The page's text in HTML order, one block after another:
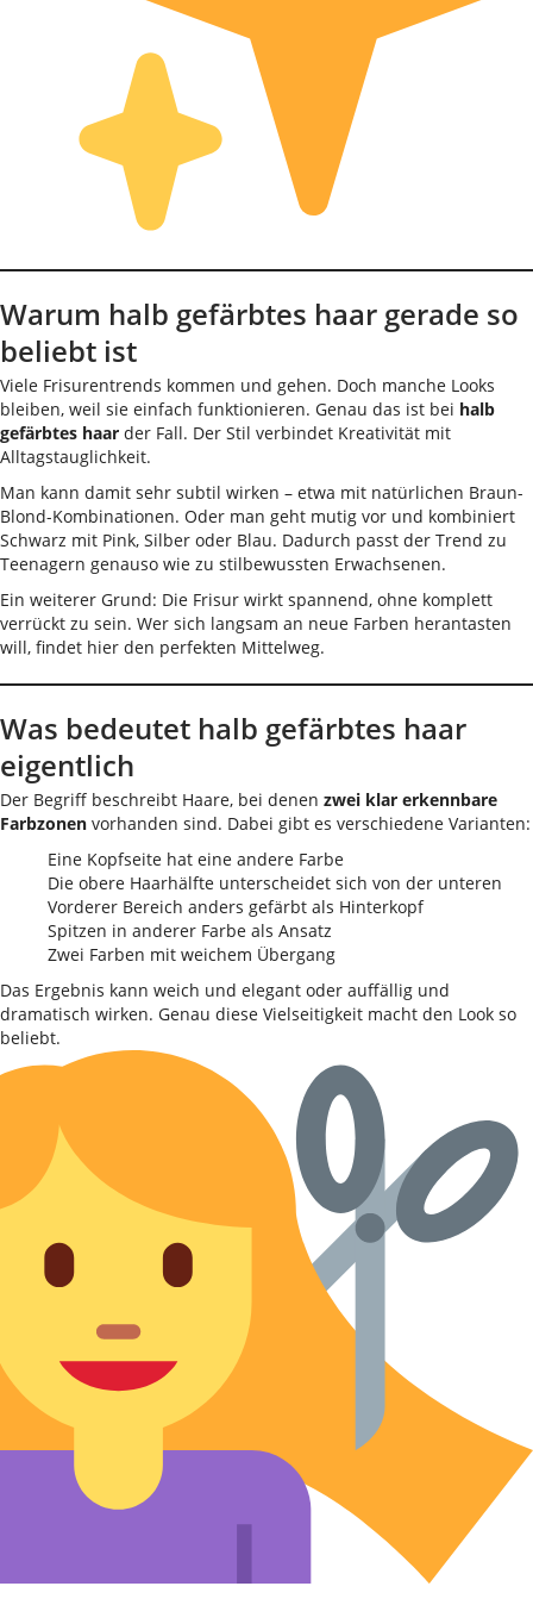
Warum halb gefärbtes haar gerade so
beliebt ist
Viele Frisurentrends kommen und gehen. Doch manche Looks
bleiben, weil sie einfach funktionieren. Genau das ist bei halb
gefärbtes haar der Fall. Der Stil verbindet Kreativität mit
Alltagstauglichkeit.
Man kann damit sehr subtil wirken – etwa mit natürlichen Braun-
Blond-Kombinationen. Oder man geht mutig vor und kombiniert
Schwarz mit Pink, Silber oder Blau. Dadurch passt der Trend zu
Teenagern genauso wie zu stilbewussten Erwachsenen.
Ein weiterer Grund: Die Frisur wirkt spannend, ohne komplett
verrückt zu sein. Wer sich langsam an neue Farben herantasten
will, findet hier den perfekten Mittelweg.
Was bedeutet halb gefärbtes haar
eigentlich
Der Begriff beschreibt Haare, bei denen zwei klar erkennbare
Farbzonen vorhanden sind. Dabei gibt es verschiedene Varianten:
Eine Kopfseite hat eine andere Farbe
Die obere Haarhälfte unterscheidet sich von der unteren
Vorderer Bereich anders gefärbt als Hinterkopf
Spitzen in anderer Farbe als Ansatz
Zwei Farben mit weichem Übergang
Das Ergebnis kann weich und elegant oder auffällig und
dramatisch wirken. Genau diese Vielseitigkeit macht den Look so
beliebt.